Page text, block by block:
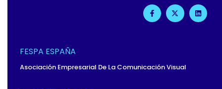
F
A
C
F
X
-
T
L
I
N
FESPA ESPAÑA
Asociación Empresarial De La Comunicación Visual